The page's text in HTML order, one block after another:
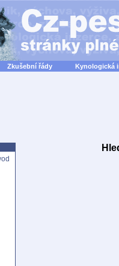
Zkušební řády Kynologická